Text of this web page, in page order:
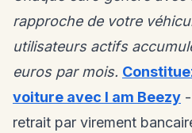
rapproche de votre
utilisateurs actifs
euros par mois.
voiture avec I am Beezy
retrait par virement